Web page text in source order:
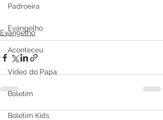
Padroeira
Evangelho
Aconteceu
Video do Papa
Boletim
Boletim Kids
Evangelho